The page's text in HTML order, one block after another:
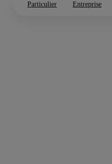
Particulier Entreprise